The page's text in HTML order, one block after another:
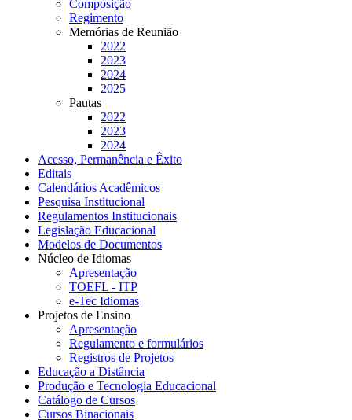
Composição
Regimento
Memórias de Reunião
2022
2023
2024
2025
Pautas
2022
2023
2024
Acesso, Permanência e Êxito
Editais
Calendários Acadêmicos
Pesquisa Institucional
Regulamentos Institucionais
Legislação Educacional
Modelos de Documentos
Núcleo de Idiomas
Apresentação
TOEFL - ITP
e-Tec Idiomas
Projetos de Ensino
Apresentação
Regulamento e formulários
Registros de Projetos
Educação a Distância
Produção e Tecnologia Educacional
Catálogo de Cursos
Cursos Binacionais